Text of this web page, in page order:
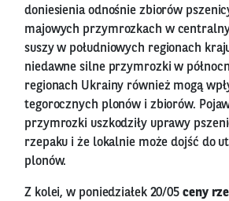
doniesienia odnośnie zbiorów
majowych przymrozkach w
suszy w południowych regionach
niedawne silne przymrozki w
regionach Ukrainy również mogą
tegorocznych plonów i zbiorów.
przymrozki uszkodziły uprawy
rzepaku i że lokalnie może dojść do
plonów.
Z kolei, w poniedziałek 20/05 ceny